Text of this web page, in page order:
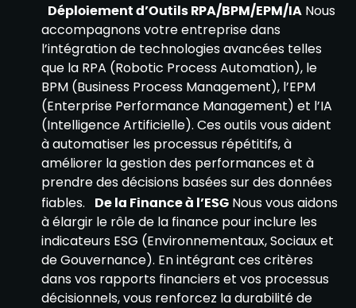
Déploiement d’Outils RPA/BPM/EPM/IA Nous
accompagnons votre entreprise dans
l’intégration de technologies avancées telles
que la RPA (Robotic Process Automation), le
BPM (Business Process Management), l’EPM
(Enterprise Performance Management) et l’IA
(Intelligence Artificielle). Ces outils vous aident
à automatiser les processus répétitifs, à
améliorer la gestion des performances et à
prendre des décisions basées sur des données
fiables.
De la Finance à l’ESG Nous vous aidons
à élargir le rôle de la finance pour inclure les
indicateurs ESG (Environnementaux, Sociaux et
de Gouvernance). En intégrant ces critères
dans vos rapports financiers et vos processus
décisionnels, vous renforcez la durabilité de